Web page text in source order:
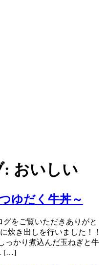
: おいしい
ゆだく牛丼～
をご覧いただきありがと
炊き出しを行いました！！
っかり煮込んだ玉ねぎと牛
[…]